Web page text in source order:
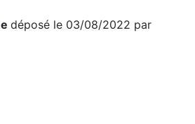
déposé le 03/08/2022 par